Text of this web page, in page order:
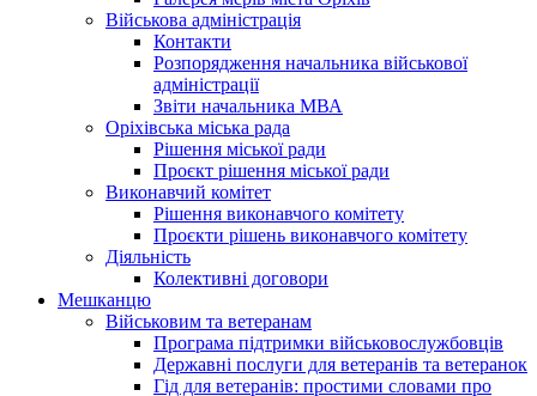
Військова адміністрація
Контакти
Розпорядження начальника військової
адміністрації
Звіти начальника МВА
Оріхівська міська рада
Рішення міської ради
Проєкт рішення міської ради
Виконавчий комітет
Рішення виконавчого комітету
Проєкти рішень виконавчого комітету
Діяльність
Колективні договори
Мешканцю
Військовим та ветеранам
Програма підтримки військовослужбовців
Державні послуги для ветеранів та ветеранок
Гід для ветеранів: простими словами про